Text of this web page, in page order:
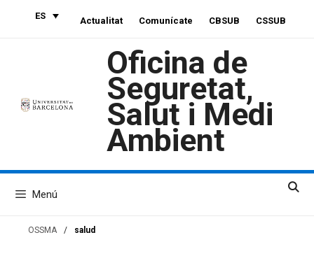
ES Actualitat Comunícate CBSUB CSSUB
Oficina de
Seguretat,
Salut i Medi
Ambient
Menú
OSSMA / salud